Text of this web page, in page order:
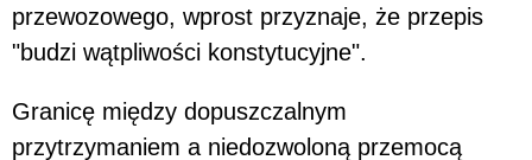
przewozowego, wprost przyznaje, że przepis
"budzi wątpliwości konstytucyjne".
Granicę między dopuszczalnym
przytrzymaniem a niedozwoloną przemocą